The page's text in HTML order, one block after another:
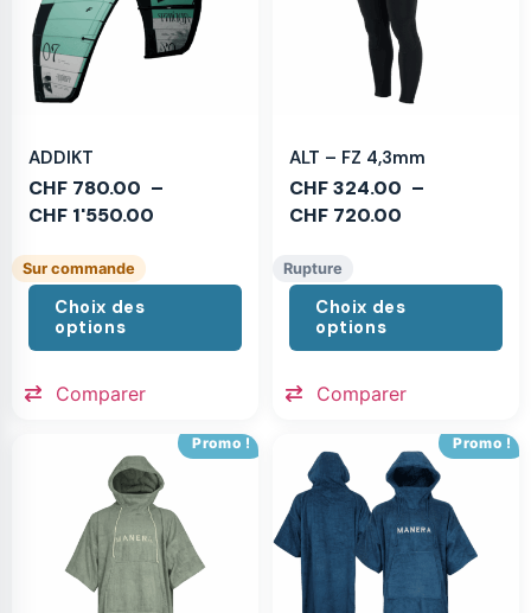
ADDIKT
CHF 780.00 –
CHF 1'550.00
Sur commande
Choix des
options
Comparer
ALT – FZ 4,3mm
CHF324.00 –
CHF 720.00
Rupture
Choix des
options
Comparer
Promo ! Promo !